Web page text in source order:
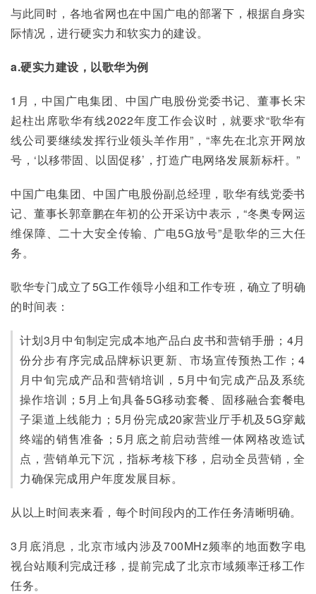
与此同时，各地省网也在中国广电的部署下，根据自身实
际情况，进行硬实力和软实力的建设。
a.硬实力建设，以歌华为例
1月，中国广电集团、中国广电股份党委书记、董事长宋
起柱出席歌华有线2022年度工作会议时，就要求“歌华有
线公司要继续发挥行业领头羊作用”，“率先在北京开网放
号，‘以移带固、以固促移’，打造广电网络发展新标杆。”
中国广电集团、中国广电股份副总经理，歌华有线党委书
记、董事长郭章鹏在年初的公开采访中表示，“冬奥专网运
维保障、二十大安全传输、广电5G放号”是歌华的三大任
务。
歌华专门成立了5G工作领导小组和工作专班，确立了明确
的时间表：
计划3月中旬制定完成本地产品白皮书和营销手册；4月
份分步有序完成品牌标识更新、市场宣传预热工作；4
月中旬完成产品和营销培训，5月中旬完成产品及系统
操作培训；5月上旬具备5G移动套餐、固移融合套餐电
子渠道上线能力；5月份完成20家营业厅手机及5G穿戴
终端的销售准备；5月底之前启动营维一体网格改造试
点，营销单元下沉，指标考核下移，启动全员营销，全
力确保完成用户年度发展目标。
从以上时间表来看，每个时间段内的工作任务清晰明确。
3月底消息，北京市域内涉及700MHz频率的地面数字电
视台站顺利完成迁移，提前完成了北京市域频率迁移工作
任务。